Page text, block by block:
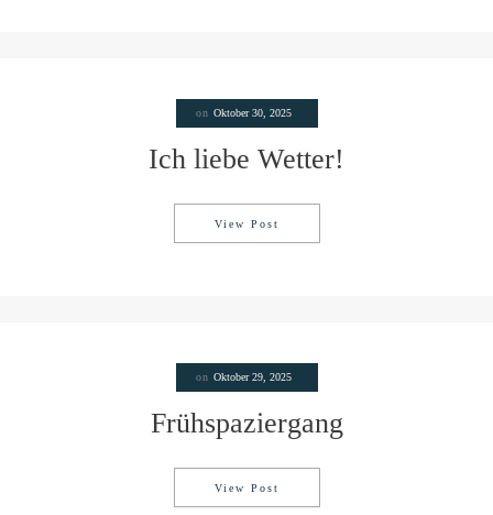
on Oktober 30, 2025
Ich liebe Wetter!
View Post
on Oktober 29, 2025
Frühspaziergang
View Post